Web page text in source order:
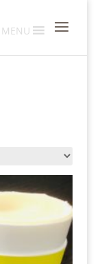
MENU